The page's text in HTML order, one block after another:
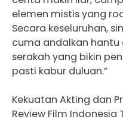
elemen mistis yang
Secara keseluruhan,
cuma andalkan hantu
serakah yang bikin
pasti kabur duluan.”
Kekuatan Akting dan
Review Film Indonesia